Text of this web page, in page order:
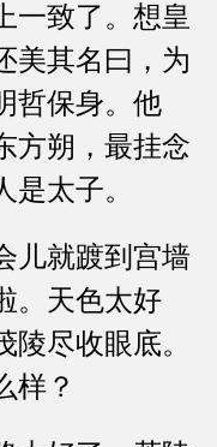
一致了。想皇
美其名曰，为
哲保身。他
方朔，最挂念
太子。
就踱到宫墙
。天色太好
尽收眼底。
样？